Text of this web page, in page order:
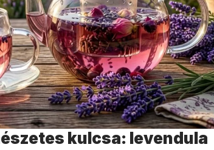
kulcsa: levendula